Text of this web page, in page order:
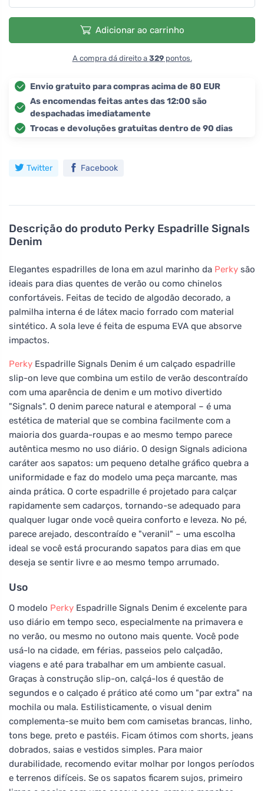
Descrição do produto Perky Espadrille Signals
Denim
Elegantes espadrilles de lona em azul marinho da Perky são
ideais para dias quentes de verão ou como chinelos
confortáveis. Feitas de tecido de algodão decorado, a
palmilha interna é de látex macio forrado com material
sintético. A sola leve é feita de espuma EVA que absorve
impactos.
Perky Espadrille Signals Denim é um calçado espadrille
slip-on leve que combina um estilo de verão descontraído
com uma aparência de denim e um motivo divertido
"Signals". O denim parece natural e atemporal – é uma
estética de material que se combina facilmente com a
maioria dos guarda-roupas e ao mesmo tempo parece
autêntica mesmo no uso diário. O design Signals adiciona
caráter aos sapatos: um pequeno detalhe gráfico quebra a
uniformidade e faz do modelo uma peça marcante, mas
ainda prática. O corte espadrille é projetado para calçar
rapidamente sem cadarços, tornando-se adequado para
qualquer lugar onde você queira conforto e leveza. No pé,
parece arejado, descontraído e "veranil" – uma escolha
ideal se você está procurando sapatos para dias em que
deseja se sentir livre e ao mesmo tempo arrumado.
Uso
O modelo Perky Espadrille Signals Denim é excelente para
uso diário em tempo seco, especialmente na primavera e
no verão, ou mesmo no outono mais quente. Você pode
usá-lo na cidade, em férias, passeios pelo calçadão,
viagens e até para trabalhar em um ambiente casual.
Graças à construção slip-on, calçá-los é questão de
segundos e o calçado é prático até como um "par extra" na
mochila ou mala. Estilisticamente, o visual denim
complementa-se muito bem com camisetas brancas, linho,
tons bege, preto e pastéis. Ficam ótimos com shorts, jeans
dobrados, saias e vestidos simples. Para maior
durabilidade, recomendo evitar molhar por longos períodos
e terrenos difíceis. Se os sapatos ficarem sujos, primeiro
Adicionar ao carrinho
A compra dá direito a 329pontos.
Envio gratuito para compras acima de 80 EUR
As encomendas feitas antes das 12:00 são
despachadas imediatamente
Trocas e devoluções gratuitas dentro de 90 dias
Twitter Facebook